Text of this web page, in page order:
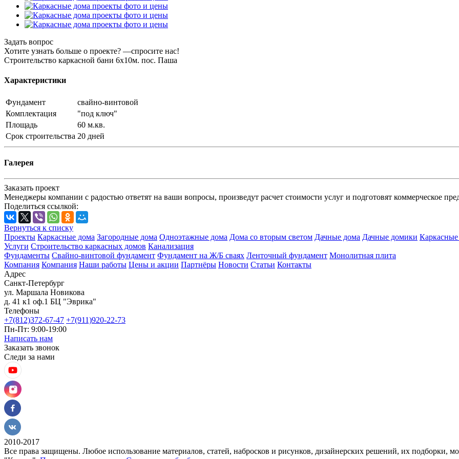
Задать вопрос
Хотите узнать больше о проекте? —спросите нас!
Строительство каркасной бани 6х10м. пос. Паша
Характеристики
Фундамент
свайно-винтовой
Комплектация
"под ключ"
Площадь
60 м.кв.
Срок строительства 20 дней
Галерея
Заказать проект
Менеджеры компании с радостью ответят на ваши вопросы, произведут расчет стоимости услуг и подготовят коммерческое
Поделиться ссылкой:
Вернуться к списку
Проекты Каркасные дома Загородные дома Одноэтажные дома Дома со вторым светом Дачные дома Дачные домики
Услуги Строительство каркасных домов Канализация
Фундаменты Свайно-винтовой фундамент Фундамент на Ж/Б сваях Ленточный фундамент Монолитная плита
Компания Компания Наши работы Цены и акции Партнёры Новости Статьи Контакты
Адрес
Санкт-Петербург
ул. Маршала Новикова
д. 41 к1 оф.1 БЦ "Эврика"
Телефоны
+7(812)372-67-47 +7(911)920-22-73
Пн-Пт: 9:00-19:00
Написать нам
Заказать звонок
Следи за нами
2010-2017
Все права защищены. Любое использование материалов, статей, набросков и рисунков, дизайнерских решений, их подборки,